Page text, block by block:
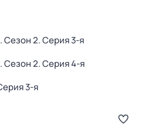
. Сезон 2. Серия 3-я
. Сезон 2. Серия 4-я
3-я